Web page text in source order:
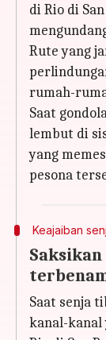
di Rio di
Rute yang
rumah-
Saat
lembut di
yang
pesona
Keajaiban
Saat senja
kanal-kanal